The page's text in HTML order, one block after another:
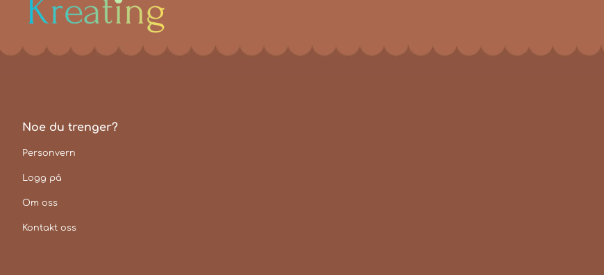
Noe du trenger?
Personvern
Logg på
Om oss
Kontakt oss